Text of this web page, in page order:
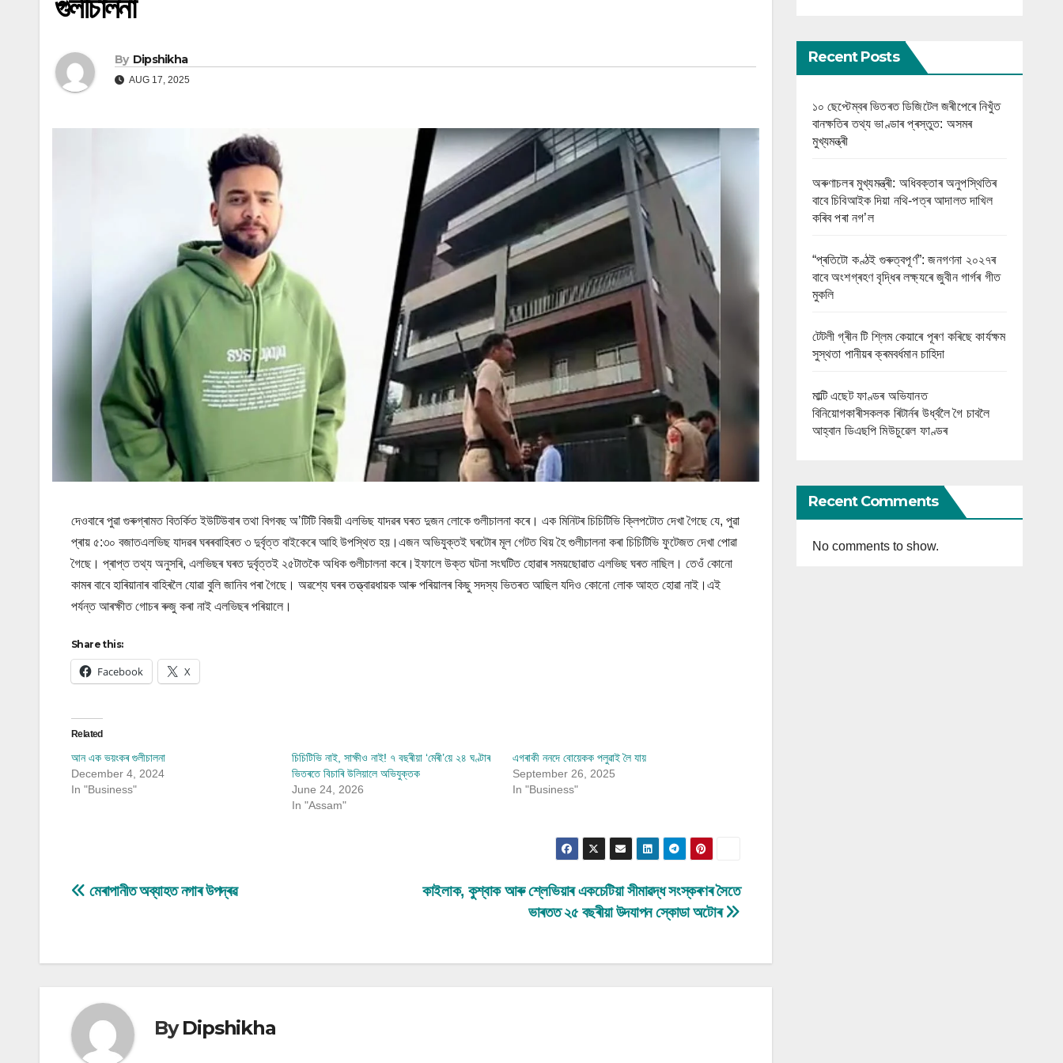
By Dipshikha
AUG 17, 2025
দেওবাৰে পুৱা গুৰুগ্ৰামত বিতৰ্কিত ইউটিউবাৰ তথা বিগবছ অ’টিটি বিজয়ী এলভিছ যাদৱৰ ঘৰত দুজন লোকে গুলীচালনা কৰে। এক মিনিটৰ চিচিটিভি ক্লিপটোত দেখা গৈছে যে, পুৱা
প্ৰায় ৫:৩০ বজাতএলভিছ যাদৱৰ ঘৰৰবাহিৰত ৩ দুৰ্বৃত্ত বাইকেৰে আহি উপস্থিত হয়।এজন অভিযুক্তই ঘৰটোৰ মূল গেটত থিয় হৈ গুলীচালনা কৰা চিচিটিভি ফুটেজত দেখা পোৱা
গৈছে। প্ৰাপ্ত তথ্য অনুসৰি, এলভিছৰ ঘৰত দুৰ্বৃত্তই ২৫টাতকৈ অধিক গুলীচালনা কৰে।ইফালে উক্ত ঘটনা সংঘটিত হোৱাৰ সময়ছোৱাত এলভিছ ঘৰত নাছিল। তেওঁ কোনো
কামৰ বাবে হাৰিয়ানাৰ বাহিৰলৈ যোৱা বুলি জানিব পৰা গৈছে। অৱশ্যে ঘৰৰ তত্ত্বাৱধায়ক আৰু পৰিয়ালৰ কিছু সদস্য ভিতৰত আছিল যদিও কোনো লোক আহত হোৱা নাই।এই
পৰ্যন্ত আৰক্ষীত গোচৰ ৰুজু কৰা নাই এলভিছৰ পৰিয়ালে।
Share this:
Facebook X
Related
আন এক ভয়ংকৰ গুলীচালনা
December 4, 2024
In "Business"
চিচিটিভি নাই, সাক্ষীও নাই! ৭ বছৰীয়া ‘মেৰী’য়ে ২৪ ঘণ্টাৰ
ভিতৰতে বিচাৰি উলিয়ালে অভিযুক্তক
June 24, 2026
In "Assam"
এগৰাকী ননদে বোয়েকক পলুৱাই লৈ যায়
September 26, 2025
In "Business"
Post
কাইলাক, কুশ্বাক আৰু শ্লেভিয়াৰ একচেটিয়া সীমাৱদ্ধ সংস্কৰণৰ সৈতে
ভাৰতত ২৫ বছৰীয়া উদযাপন স্কোডা অটোৰ
মেৰাপানীত অব্যাহত নগাৰ উপদ্ৰৱ
ByDipshikha
Recent Posts
১০ ছেপ্টেম্বৰ ভিতৰত ডিজিটেল জৰীপেৰে নিখুঁত
বানক্ষতিৰ তথ্য ভাণ্ডাৰ প্ৰস্তুত: অসমৰ
মুখ্যমন্ত্ৰী
অৰুণাচলৰ মুখ্যমন্ত্ৰী: অধিবক্তাৰ অনুপস্থিতিৰ
বাবে চিবিআইক দিয়া নথি-পত্ৰ আদালত দাখিল
কৰিব পৰা নগ’ল
“প্ৰতিটো কণ্ঠই গুৰুত্বপূৰ্ণ”: জনগণনা ২০২৭ৰ
বাবে অংশগ্ৰহণ বৃদ্ধিৰ লক্ষ্যৰে জুবীন গাৰ্গৰ গীত
মুকলি
টেটলী গ্ৰীন টি শ্লিম কেয়াৰে পূৰণ কৰিছে কাৰ্যক্ষম
সুস্থতা পানীয়ৰ ক্ৰমবৰ্ধমান চাহিদা
মাল্টি এছেট ফাণ্ডৰ অভিযানত
বিনিয়োগকাৰীসকলক ৰিটাৰ্নৰ উৰ্ধ্বলৈ গৈ চাবলৈ
আহ্বান ডিএছপি মিউচুৱেল ফাণ্ডৰ
Recent Comments
No comments to show.